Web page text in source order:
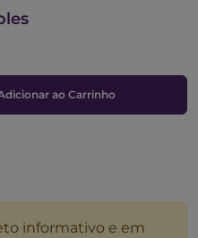
ao Carrinho
informativo e em